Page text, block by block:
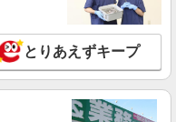
とりあえずキープ